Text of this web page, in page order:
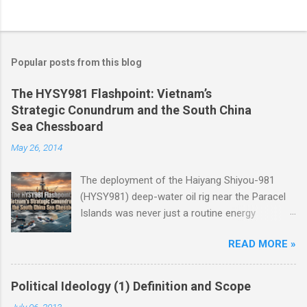
Popular posts from this blog
The HYSY981 Flashpoint: Vietnam’s
Strategic Conundrum and the South China
Sea Chessboard
May 26, 2014
The deployment of the Haiyang Shiyou-981
(HYSY981) deep-water oil rig near the Paracel
Islands was never just a routine energy
masterclass in China’s gray-zone tactics ,
meticulously engineered to test the breaking
points of both Vietnam and ASEAN. The
ultimate conundrum for Hanoi and the wider
READ MORE »
Political Ideology (1) Definition and Scope